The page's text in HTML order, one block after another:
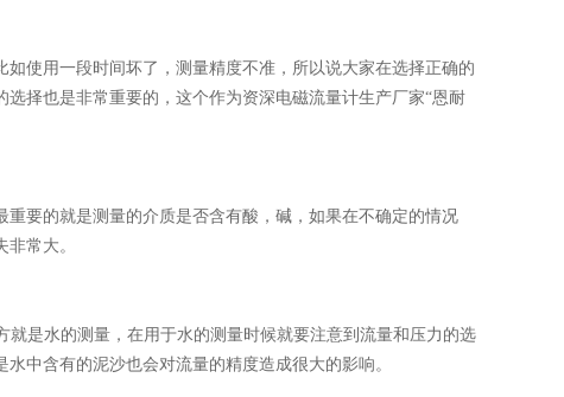
使用一段时间坏了，测量精度不准，所以说大家在选择正确的
择也是非常重要的，这个作为资深电磁流量计生产厂家“恩耐
要的就是测量的介质是否含有酸，碱，如果在不确定的情况
常大。
是水的测量，在用于水的测量时候就要注意到流量和压力的选
中含有的泥沙也会对流量的精度造成很大的影响。